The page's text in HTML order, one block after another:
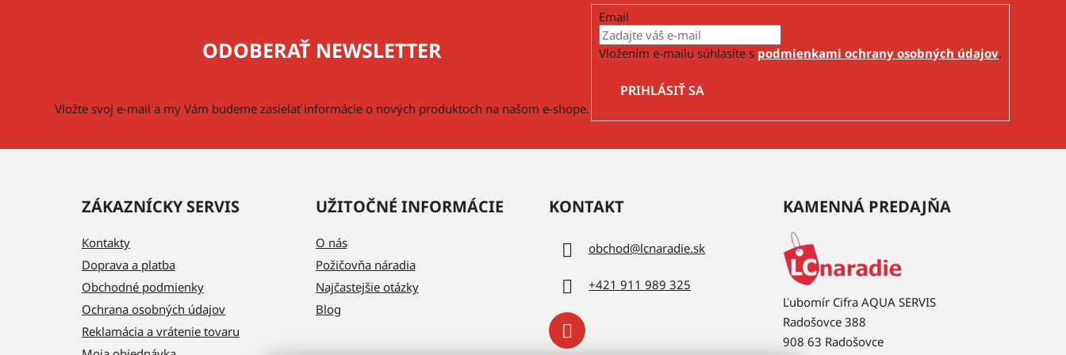
k
y
v
ý
i
ODOBERAŤ NEWSLETTER
Vložte svoj e-mail a my Vám budeme zasielať informácie o nových produktoch na našom e-shope.
Email
Vložením e-mailu súhlasíte s podmienkami ochrany osobných údajov.
PRIHLÁSIŤ SA
ZÁKAZNÍCKY SERVIS
Kontakty
Doprava a platba
Obchodné podmienky
Ochrana osobných údajov
Reklamácia a vrátenie tovaru
UŽITOČNÉ INFORMÁCIE
O nás
Požičovňa náradia
Najčastejšie otázky
Blog
KONTAKT
obchod@lcnaradie.sk
+421 911 989 325
KAMENNÁ PREDAJŇA
Ľubomír Cifra AQUA SERVIS
Radošovce 388
908 63 Radošovce